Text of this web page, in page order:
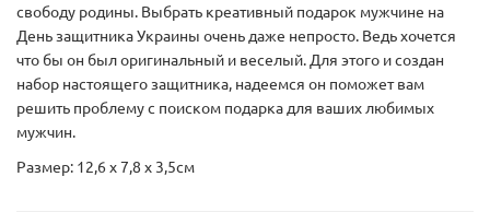
свободу родины. Выбрать креативный подарок мужчине на
День защитника Украины очень даже непросто. Ведь хочется
что бы он был оригинальный и веселый. Для этого и создан
набор настоящего защитника, надеемся он поможет вам
решить проблему с поиском подарка для ваших любимых
мужчин.
Размер: 12,6 x 7,8 x 3,5см